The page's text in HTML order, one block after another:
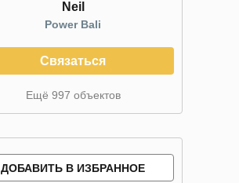
Neil
Power Bali
Связаться
Ещё 997 объектов
ДОБАВИТЬ В ИЗБРАННОЕ